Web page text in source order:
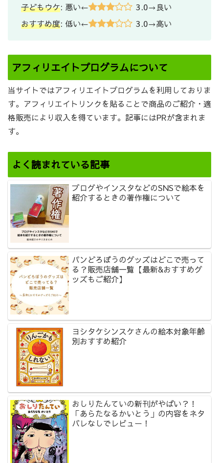
子どもウケ: 悪い← 3.0→良い
おすすめ度: 低い← 3.0→高い
アフィリエイトプログラムについて
当サイトではアフィリエイトプログラムを利用しておりま
す。アフィリエイトリンクを貼ることで商品のご紹介・適
格販売により収入を得ています。記事にはPRが含まれま
す。
よく読まれている記事
ブログやインスタなどのSNSで絵本を
紹介するときの著作権について
パンどろぼうのグッズはどこで売って
る？販売店舗一覧【最新&おすすめグ
ッズもご紹介】
ヨシタケシンスケさんの絵本対象年齢
別おすすめ紹介
おしりたんていの新刊がやばい？！
「あらたなるかいとう」の内容をネタ
バレなしでレビュー！